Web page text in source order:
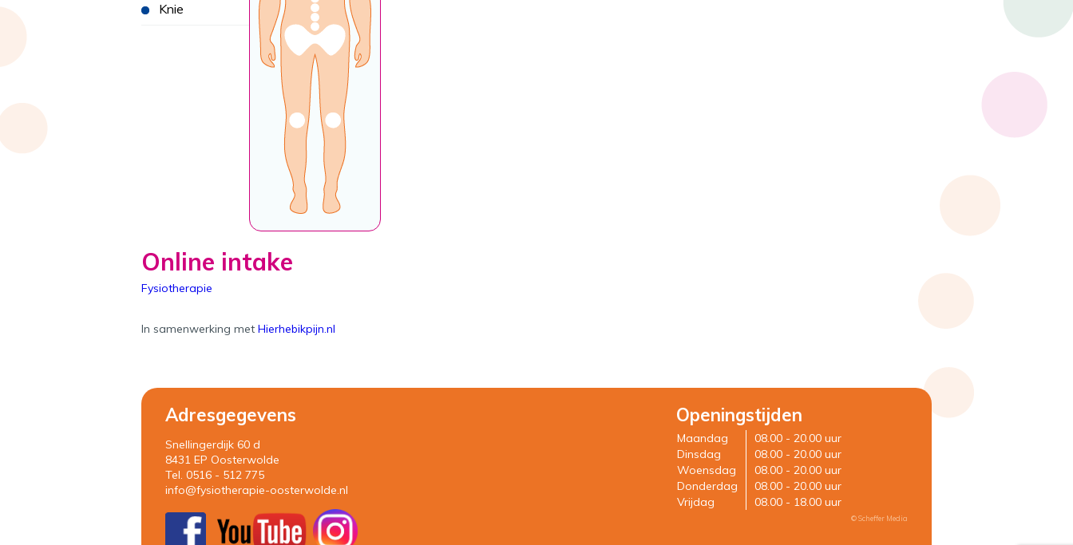
Knie
Online intake
Fysiotherapie
In samenwerking met Hierhebikpijn.nl
Adresgegevens
Snellingerdijk 60 d
8431 EP Oosterwolde
Tel. 0516 - 512 775
info@fysiotherapie-oosterwolde.nl
Openingstijden
Maandag
08.00 - 20.00 uur
Dinsdag
08.00 - 20.00 uur
Woensdag
08.00 - 20.00 uur
Donderdag
08.00 - 20.00 uur
Vrijdag
08.00 - 18.00 uur
© Scheffer Media